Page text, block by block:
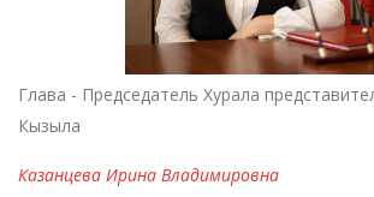
Глава - Председатель Хурала
Кызыла
Казанцева Ирина Владимировна